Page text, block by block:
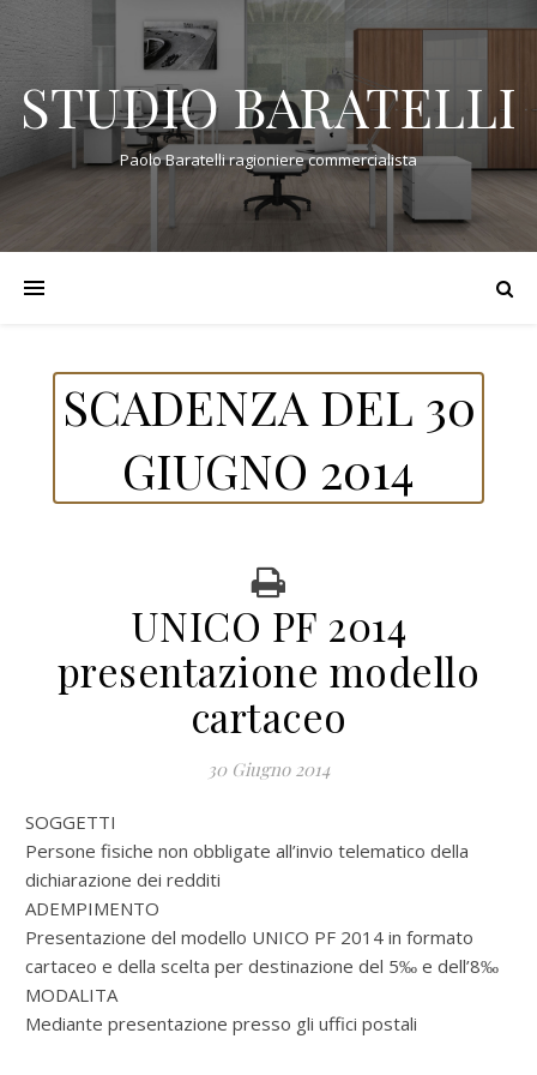
STUDIO BARATELLI
Paolo Baratelli ragioniere commercialista
SCADENZA DEL 30
GIUGNO 2014
UNICO PF 2014
presentazione modello
cartaceo
30 Giugno 2014
SOGGETTI
Persone fisiche non obbligate all’invio telematico della
dichiarazione dei redditi
ADEMPIMENTO
Presentazione del modello UNICO PF 2014 in formato
cartaceo e della scelta per destinazione del 5‰ e dell’8‰
MODALITA
Mediante presentazione presso gli uffici postali